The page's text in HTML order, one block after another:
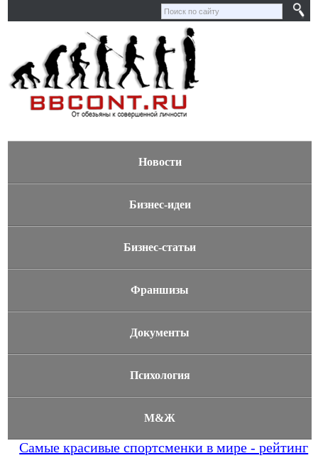
Новости
Бизнес-идеи
Бизнес-статьи
Франшизы
Документы
Психология
М&Ж
Самые красивые спортсменки в мире - рейтинг